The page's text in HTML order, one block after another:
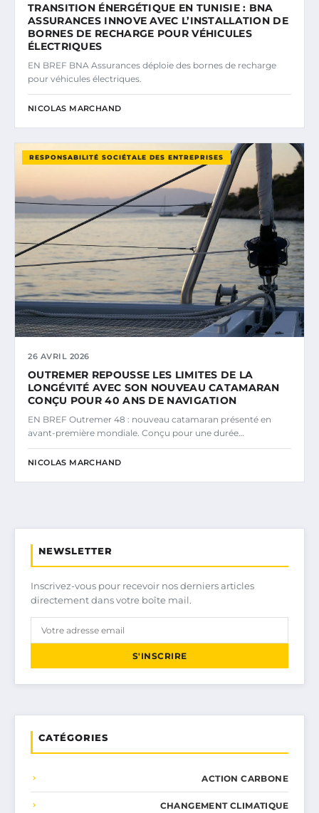
TRANSITION ÉNERGÉTIQUE EN TUNISIE : BNA
ASSURANCES INNOVE AVEC L’INSTALLATION DE
BORNES DE RECHARGE POUR VÉHICULES
ÉLECTRIQUES
EN BREF BNA Assurances déploie des bornes de recharge
pour véhicules électriques.
NICOLAS MARCHAND
RESPONSABILITÉ SOCIÉTALE DES ENTREPRISES
26 AVRIL 2026
OUTREMER REPOUSSE LES LIMITES DE LA
LONGÉVITÉ AVEC SON NOUVEAU CATAMARAN
CONÇU POUR 40 ANS DE NAVIGATION
EN BREF Outremer 48 : nouveau catamaran présenté en
avant-première mondiale. Conçu pour une durée…
NICOLAS MARCHAND
NEWSLETTER
Inscrivez-vous pour recevoir nos derniers articles
directement dans votre boîte mail.
S'INSCRIRE
CATÉGORIES
ACTION CARBONE
CHANGEMENT CLIMATIQUE